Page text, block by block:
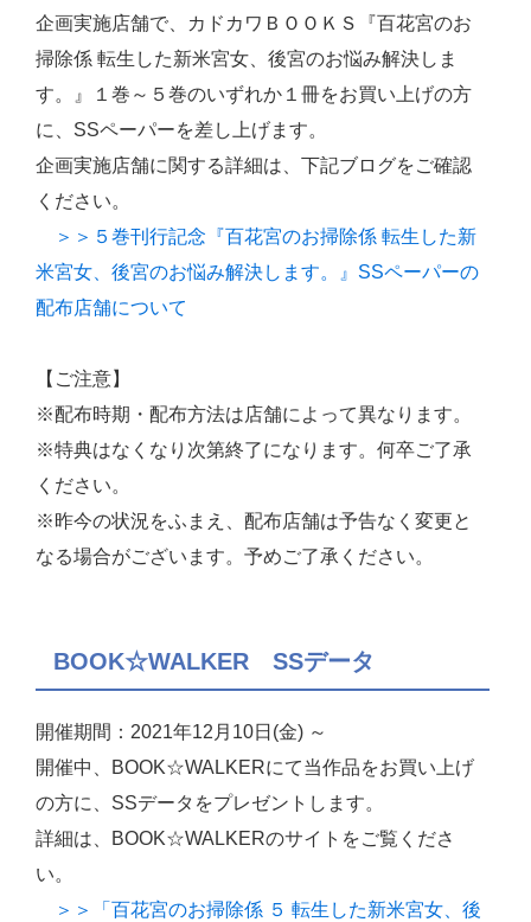
企画実施店舗で、カドカワＢＯＯＫＳ『百花宮のお
掃除係 転生した新米宮女、後宮のお悩み解決しま
す。』１巻～５巻のいずれか１冊をお買い上げの方
に、SSペーパーを差し上げます。
企画実施店舗に関する詳細は、下記ブログをご確認
ください。
＞＞５巻刊行記念『百花宮のお掃除係 転生した新
米宮女、後宮のお悩み解決します。』SSペーパーの
配布店舗について
【ご注意】
※配布時期・配布方法は店舗によって異なります。
※特典はなくなり次第終了になります。何卒ご了承
ください。
※昨今の状況をふまえ、配布店舗は予告なく変更と
なる場合がございます。予めご了承ください。
BOOK☆WALKER SSデータ
開催期間：2021年12月10日(金) ～
開催中、BOOK☆WALKERにて当作品をお買い上げ
の方に、SSデータをプレゼントします。
詳細は、BOOK☆WALKERのサイトをご覧くださ
い。
＞＞「百花宮のお掃除係 ５ 転生した新米宮女、後